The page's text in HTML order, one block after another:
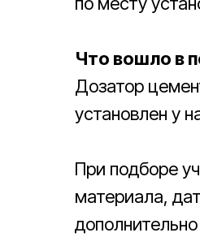
Что вошло в
Дозатор
установлен у
При подборе
материала,